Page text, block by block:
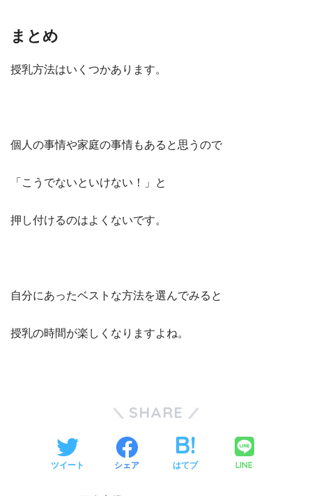
まとめ
授乳方法はいくつかあります。
個人の事情や家庭の事情もあると思うので
「こうでないといけない！」と
押し付けるのはよくないです。
自分にあったベストな方法を選んでみると
授乳の時間が楽しくなりますよね。
SHARE
ツイート シェア はてブ LINE